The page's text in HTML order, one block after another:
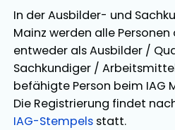
In der Ausbilder- und
Mainz werden alle
entweder als Ausbilder /
Sachkundiger /
befähigte Person beim IAG
Die Registrierung findet
IAG-Stempels statt.